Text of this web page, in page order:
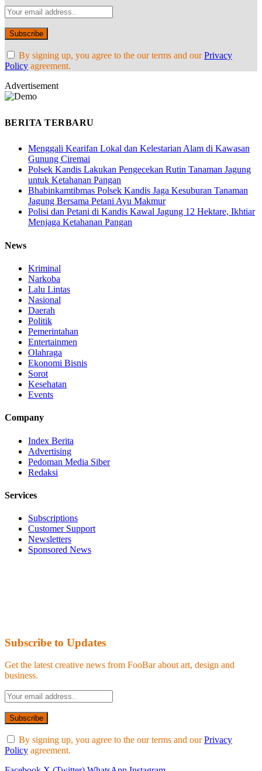
By signing up, you agree to the our terms and ourPrivacy
Policy agreement.
Advertisement
BERITA TERBARU
Menggali Kearifan Lokal dan Kelestarian Alam di Kawasan
Gunung Ciremai
Polsek Kandis Lakukan Pengecekan Rutin Tanaman Jagung
untuk Ketahanan Pangan
Bhabinkamtibmas Polsek Kandis Jaga Kesuburan Tanaman
Jagung Bersama Petani Ayu Makmur
Polisi dan Petani di Kandis Kawal Jagung 12 Hektare, Ikhtiar
Menjaga Ketahanan Pangan
News
Kriminal
Narkoba
Lalu Lintas
Nasional
Daerah
Politik
Pemerintahan
Entertainmen
Olahraga
Ekonomi Bisnis
Sorot
Kesehatan
Events
Company
Index Berita
Advertising
Pedoman Media Siber
Redaksi
Services
Subscriptions
Customer Support
Newsletters
Sponsored News
Subscribe to Updates
Get the latest creative news from FooBar about art, design and
business.
By signing up, you agree to the our terms and ourPrivacy
Policy agreement.